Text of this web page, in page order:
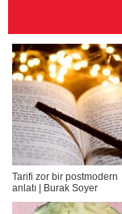
Tarifi zor bir postmodern
anlatı | Burak Soyer